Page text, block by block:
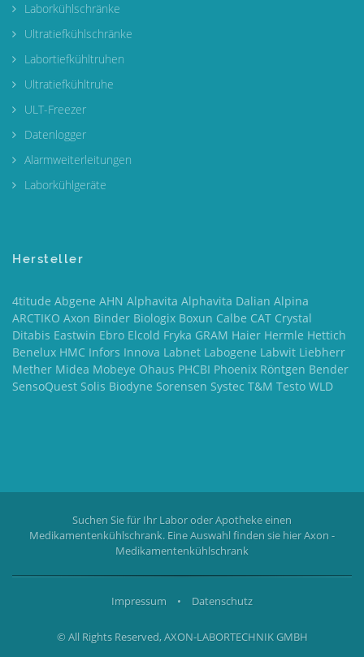
Laborkühlschränke
Ultratiefkühlschränke
Labortiefkühltruhen
Ultratiefkühltruhe
ULT-Freezer
Datenlogger
Alarmweiterleitungen
Laborkühlgeräte
Hersteller
4titude Abgene AHN Alphavita Alphavita Dalian Alpina
ARCTIKO Axon Binder Biologix Boxun Calbe CAT Crystal
Ditabis Eastwin Ebro Elcold Fryka GRAM Haier Hermle Hettich
Benelux HMC Infors Innova Labnet Labogene Labwit Liebherr
Mether Midea Mobeye Ohaus PHCBI Phoenix Röntgen Bender
SensoQuest Solis Biodyne Sorensen Systec T&M Testo WLD
Suchen Sie für Ihr Labor oder Apotheke einen
Medikamentenkühlschrank. Eine Auswahl finden sie hierAxon -
Medikamentenkühlschrank
Impressum • Datenschutz
© All Rights Reserved, AXON-LABORTECHNIK GMBH